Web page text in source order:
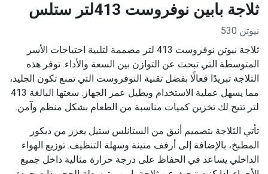
ثلاجة بابين نوفروست 413لتر ستلس
نيوتن 530
ثلاجة نيوتن نوفروست 413 لتر مصممة لتلبية احتياجات الأسر
المتوسطة التي تبحث عن التوازن بين السعة والأداء. توفر هذه
الثلاجة تبريدًا فعالًا بفضل تقنية النوفروست التي تمنع تكون الجليد،
مما يسهل عملية الاستخدام ويطيل عمر الجهاز. سعتها البالغة 413
لتر تتيح لك تخزين كميات مناسبة من الطعام بشكل منظم وآمن.
تأتي الثلاجة بتصميم أنيق من الستانلس ستيل يعزز من ديكور
المطبخ، بالإضافة إلى أرفف متينة وسهلة التنظيف. توزيع الهواء
الداخلي يساعد في الحفاظ على درجة حرارة مثالية داخل جميع